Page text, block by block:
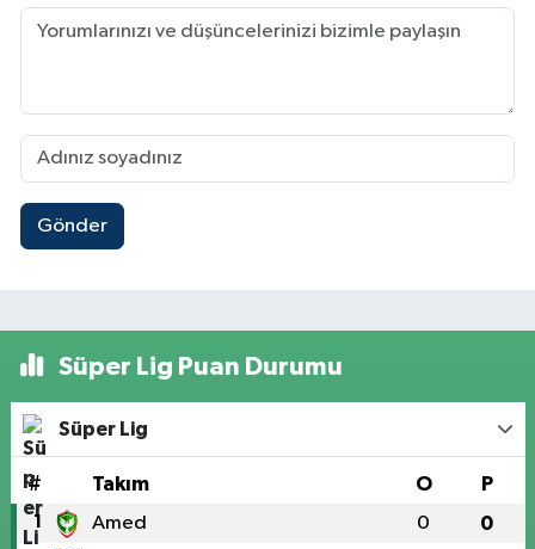
Gönder
Süper Lig Puan Durumu
Süper Lig
# Takım O P
1 Amed 0 0